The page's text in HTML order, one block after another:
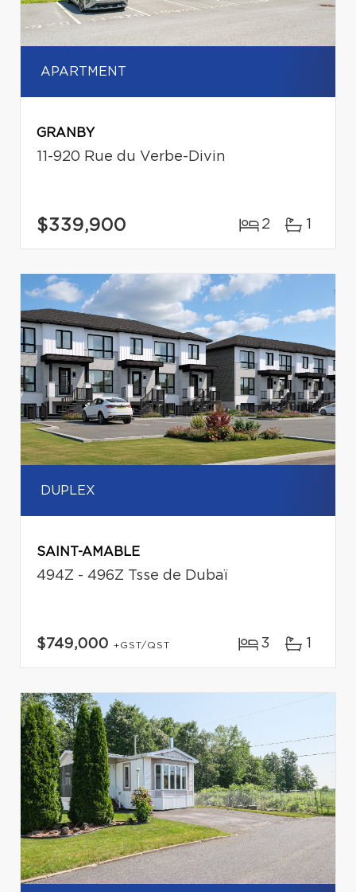
APARTMENT
GRANBY
11-920 Rue du Verbe-Divin
$339,900 2 1
DUPLEX
SAINT-AMABLE
494Z - 496Z Tsse de Dubaï
$749,000 +GST/QST 3 1